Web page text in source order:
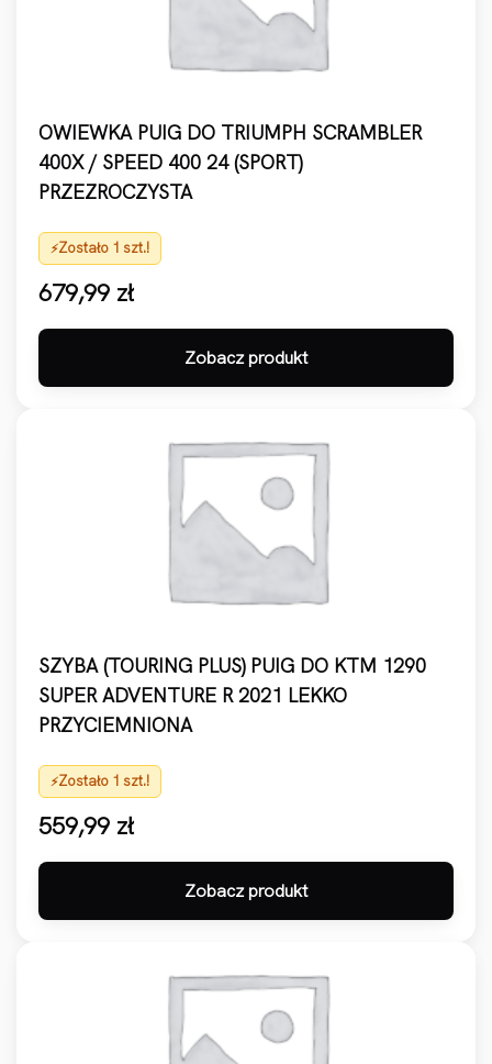
OWIEWKA PUIG DO TRIUMPH SCRAMBLER
400X / SPEED 400 24 (SPORT)
PRZEZROCZYSTA
Zostało 1 szt.!
679,99 zł
Zobacz produkt
SZYBA (TOURING PLUS) PUIG DO KTM 1290
SUPER ADVENTURE R 2021 LEKKO
PRZYCIEMNIONA
Zostało 1 szt.!
559,99 zł
Zobacz produkt